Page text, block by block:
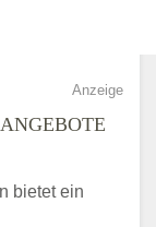
Anzeige
bietet ein